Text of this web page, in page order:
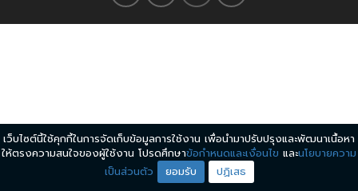
เว็บไซต์นี้ใช้คุกกี้ในการจัดเก็บข้อมูลการใช้งาน เพื่อนำมาปรับปรุงและพัฒนาเนื้อหา
ให้ตรงความสนใจของผู้ใช้งาน โปรดศึกษาข้อกำหนดและเงื่อนไข และนโยบายความ
เป็นส่วนตัว
ยอมรับ ปฏิเสธ